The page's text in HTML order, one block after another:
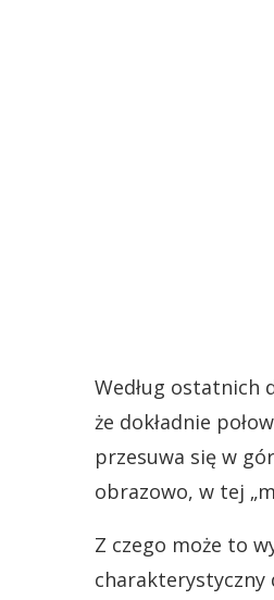
Według ostatnich
że dokładnie
przesuwa się w
obrazowo, w tej
Z czego może to
charakterystyczny